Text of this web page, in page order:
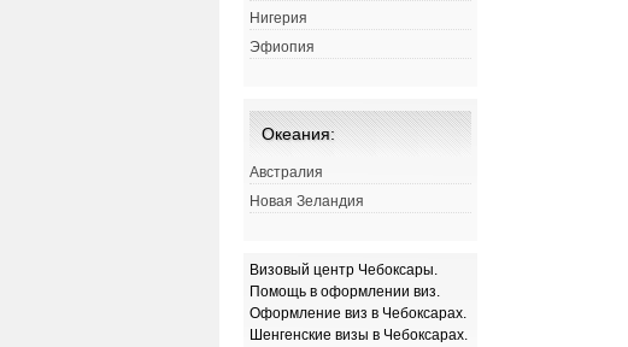
Нигерия
Эфиопия
Океания:
Австралия
Новая Зеландия
Визовый центр Чебоксары.
Помощь в оформлении виз.
Оформление виз в Чебоксарах.
Шенгенские визы в Чебоксарах.